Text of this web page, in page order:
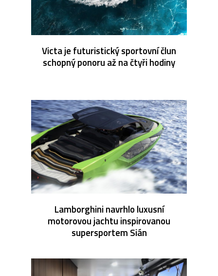
Victa je futuristický sportovní člun
schopný ponoru až na čtyři hodiny
Lamborghini navrhlo luxusní
motorovou jachtu inspirovanou
supersportem Sián